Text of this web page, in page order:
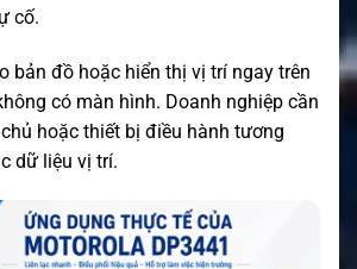
cố.
bản đồ hoặc hiển thị vị trí ngay trên
có màn hình. Doanh nghiệp cần
hoặc thiết bị điều hành tương
dữ liệu vị trí.